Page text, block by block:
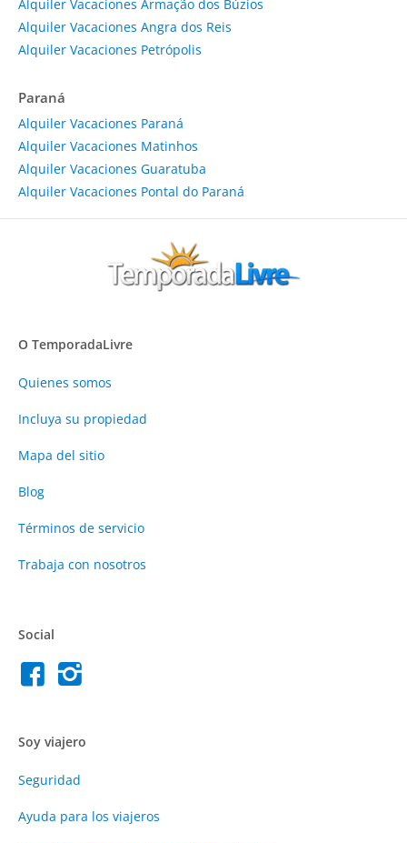
Alquiler Vacaciones Armação dos Búzios
Alquiler Vacaciones Angra dos Reis
Alquiler Vacaciones Petrópolis
Paraná
Alquiler Vacaciones Paraná
Alquiler Vacaciones Matinhos
Alquiler Vacaciones Guaratuba
Alquiler Vacaciones Pontal do Paraná
O TemporadaLivre
Quienes somos
Incluya su propiedad
Mapa del sitio
Blog
Términos de servicio
Trabaja con nosotros
Social
Soy viajero
Seguridad
Ayuda para los viajeros